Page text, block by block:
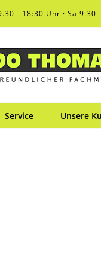
- 18:30 Uhr · Sa 9.30
Service Unsere